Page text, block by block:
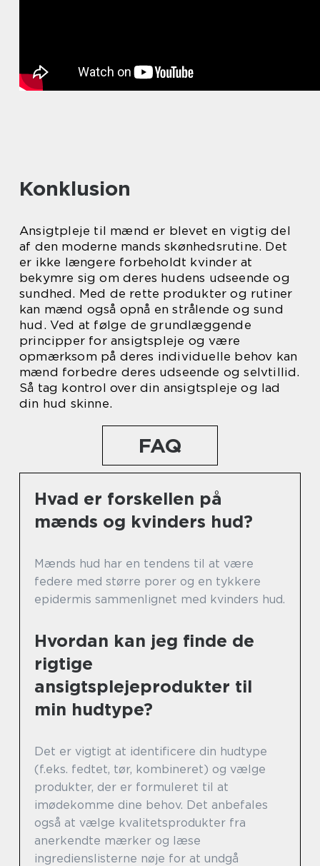
Konklusion
Ansigtpleje til mænd er blevet en vigtig del
af den moderne mands skønhedsrutine. Det
er ikke længere forbeholdt kvinder at
bekymre sig om deres hudens udseende og
sundhed. Med de rette produkter og rutiner
kan mænd også opnå en strålende og sund
hud. Ved at følge de grundlæggende
principper for ansigtspleje og være
opmærksom på deres individuelle behov kan
mænd forbedre deres udseende og selvtillid.
Så tag kontrol over din ansigtspleje og lad
din hud skinne.
FAQ
Hvad er forskellen på
mænds og kvinders hud?
Mænds hud har en tendens til at være
federe med større porer og en tykkere
epidermis sammenlignet med kvinders hud.
Hvordan kan jeg finde de
rigtige
ansigtsplejeprodukter til
min hudtype?
Det er vigtigt at identificere din hudtype
(f.eks. fedtet, tør, kombineret) og vælge
produkter, der er formuleret til at
imødekomme dine behov. Det anbefales
også at vælge kvalitetsprodukter fra
anerkendte mærker og læse
ingredienslisterne nøje for at undgå